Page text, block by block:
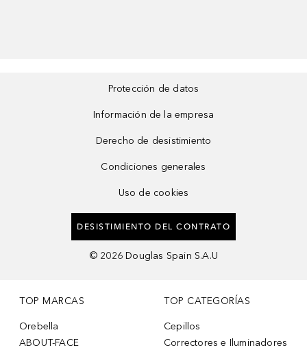
Protección de datos
Información de la empresa
Derecho de desistimiento
Condiciones generales
Uso de cookies
DESISTIMIENTO DEL CONTRATO
© 2026 Douglas Spain S.A.U
TOP MARCAS
Orebella
ABOUT-FACE
TOP CATEGORÍAS
Cepillos
Correctores e Iluminadores